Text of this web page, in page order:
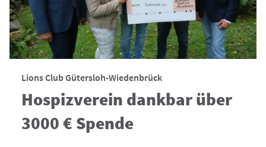
Lions Club Gütersloh-Wiedenbrück
Hospizverein dankbar über
3000 € Spende